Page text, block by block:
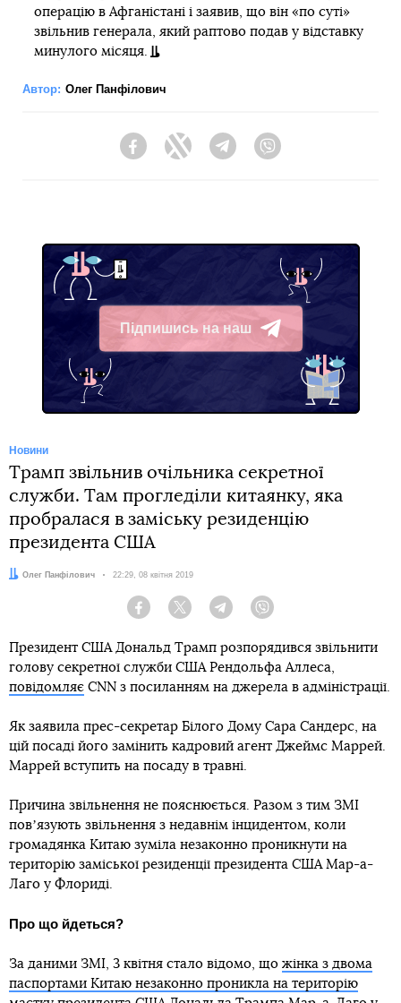
операцію в Афганістані і заявив, що він «по суті»
звільнив генерала, який раптово подав у відставку
минулого місяця.
Автор: Олег Панфілович
FacebookTwitter Telegram
Підпишись на наш
Telegram
Новини
Трамп звільнив очільника секретної
служби. Там прогледіли китаянку, яка
пробралася в заміську резиденцію
президента США
Автор:
Олег Панфілович Дата:
22:29, 08 квітня 2019
Facebook Twitter Telegram
Президент США Дональд Трамп розпорядився звільнити
голову секретної служби США Рендольфа Аллеса,
повідомляє CNN з посиланням на джерела в адміністрації.
Як заявила прес-секретар Білого Дому Сара Сандерс, на
цій посаді його замінить кадровий агент Джеймс Маррей.
Маррей вступить на посаду в травні.
Причина звільнення не пояснюється. Разом з тим ЗМІ
повʼязують звільнення з недавнім інцидентом, коли
громадянка Китаю зуміла незаконно проникнути на
територію заміської резиденції президента США Мар-а-
Лаго у Флориді.
Про що йдеться?
За даними ЗМІ, 3 квітня стало відомо, що жінка з двома
паспортами Китаю незаконно проникла на територію